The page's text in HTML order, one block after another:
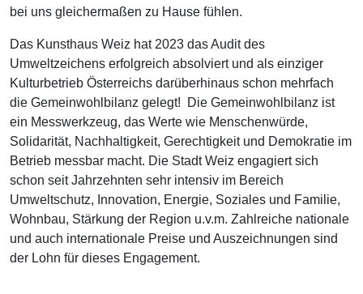
bei uns gleichermaßen zu Hause fühlen.
Das Kunsthaus Weiz hat 2023 das Audit des
Umweltzeichens erfolgreich absolviert und als einziger
Kulturbetrieb Österreichs darüberhinaus schon mehrfach
die Gemeinwohlbilanz gelegt! Die Gemeinwohlbilanz ist
ein Messwerkzeug, das Werte wie Menschenwürde,
Solidarität, Nachhaltigkeit, Gerechtigkeit und Demokratie im
Betrieb messbar macht. Die Stadt Weiz engagiert sich
schon seit Jahrzehnten sehr intensiv im Bereich
Umweltschutz, Innovation, Energie, Soziales und Familie,
Wohnbau, Stärkung der Region u.v.m. Zahlreiche nationale
und auch internationale Preise und Auszeichnungen sind
der Lohn für dieses Engagement.